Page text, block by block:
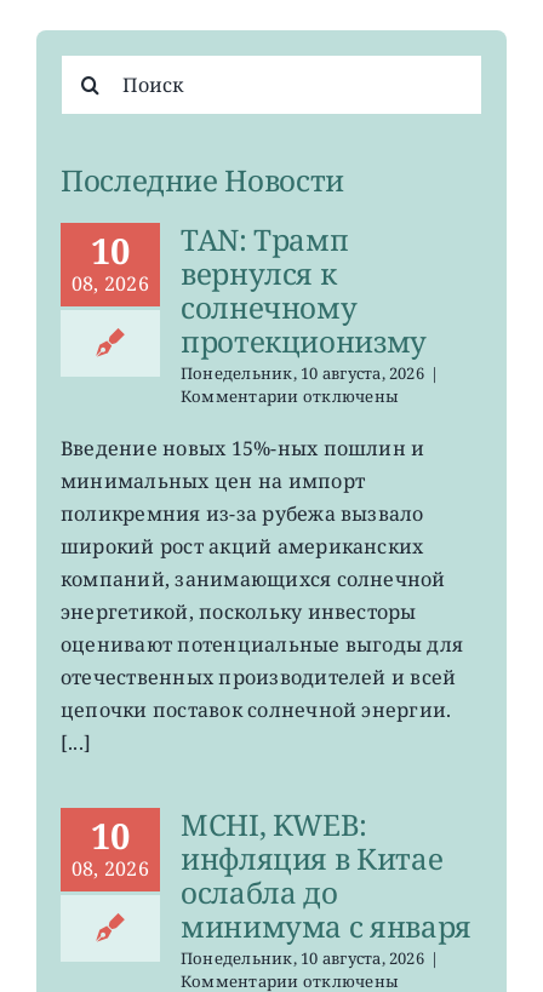
поиска:
Последние Новости
10
08, 2026
TAN: Трамп
вернулся к
солнечному
протекционизму
Понедельник, 10 августа, 2026 |
Комментариик
TAN:
вернулся
к
протекционизму
отключены
Введение новых 15%-ных пошлин и
минимальных цен на импорт
поликремния из-за рубежа вызвало
широкий рост акций американских
компаний, занимающихся солнечной
энергетикой, поскольку инвесторы
оценивают потенциальные выгоды для
отечественных производителей и всей
цепочки поставок солнечной энергии.
[...]
10
08, 2026
MCHI, KWEB:
инфляция в Китае
ослабла до
минимума с января
Понедельник, 10 августа, 2026 |
Комментариикотключены